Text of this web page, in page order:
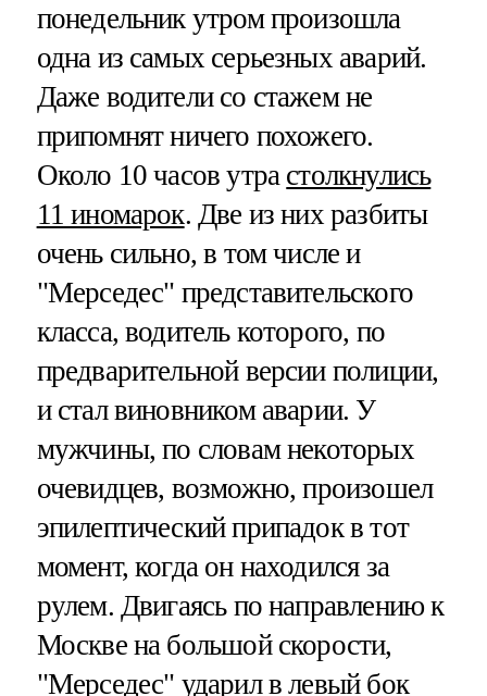
понедельник утром произошла
одна из самых серьезных аварий.
Даже водители со стажем не
припомнят ничего похожего.
Около 10 часов утра столкнулись
11 иномарок. Две из них разбиты
очень сильно, в том числе и
"Мерседес" представительского
класса, водитель которого, по
предварительной версии полиции,
и стал виновником аварии. У
мужчины, по словам некоторых
очевидцев, возможно, произошел
эпилептический припадок в тот
момент, когда он находился за
рулем. Двигаясь по направлению к
Москве на большой скорости,
"Мерседес" ударил в левый бок